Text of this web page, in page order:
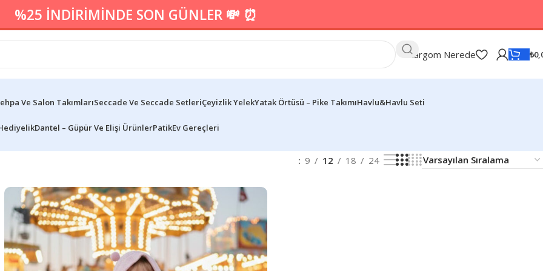
%25 İNDİRİMİNDE SON GÜNLER 💸 ⏰
Kargom Nerede ₺
Ve Salon TakımlarıSeccade Ve Seccade SetleriÇeyizlik YelekYatak Örtüsü – Pike TakımıHavlu&Havlu Seti
Dantel – Güpür Ve Elişi ÜrünlerPatikEv Gereçleri
9 12 18 24